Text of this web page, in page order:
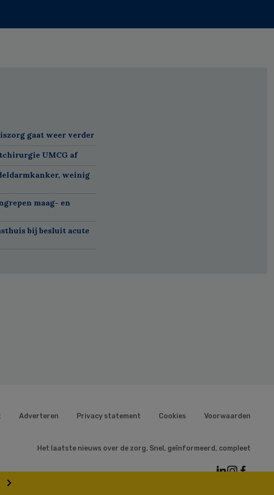
gaat weer verder
UMCG af
weinig
maag- en
bij besluit acute
Adverteren Privacy statement Cookies Voorwaarden
Het laatste nieuws over de zorg. Snel, geïnformeerd, compleet